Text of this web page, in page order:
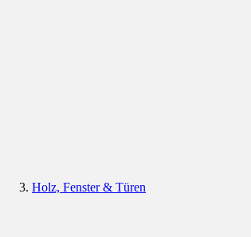
Holz, Fenster & Türen